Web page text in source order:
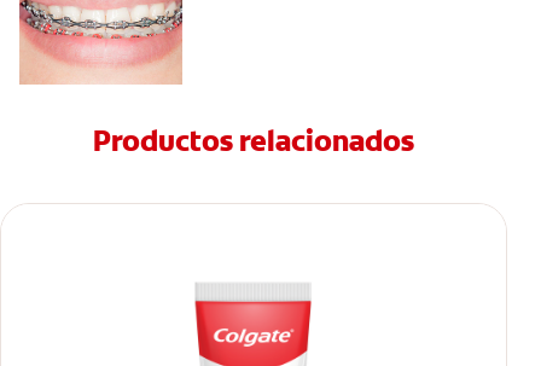
Productos relacionados